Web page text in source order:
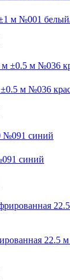
м №001
м №036
синий
22.5